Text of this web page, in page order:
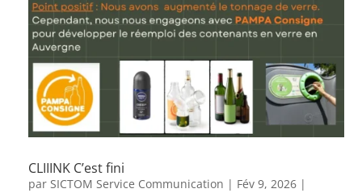
CLIIINK C’est fini
par SICTOM Service Communication | Fév 9, 2026|